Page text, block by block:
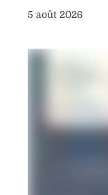
5 août 2026